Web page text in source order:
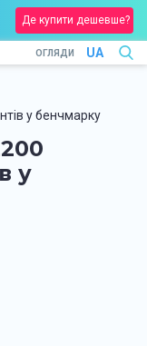
Де купити дешевше?
ОГЛЯДИ UA
у бенчмарку
у